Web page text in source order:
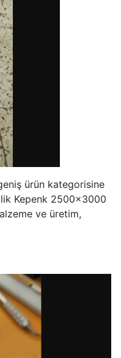
ürün kategorisine
Kepenk 2500x3000
ve üretim,